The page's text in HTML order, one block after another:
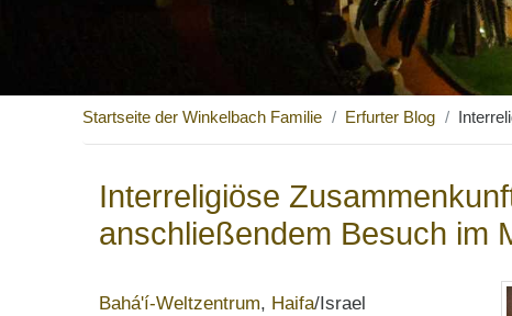
Startseite der Winkelbach Familie Erfurter Blog
Interreligiöse
anschließendem Besuch im
Bahá'í-Weltzentrum, Haifa/Israel